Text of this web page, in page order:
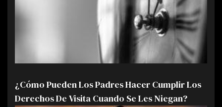
¿Cómo Pueden Los Padres Hacer Cumplir Los
Derechos De Visita Cuando Se Les Niegan?